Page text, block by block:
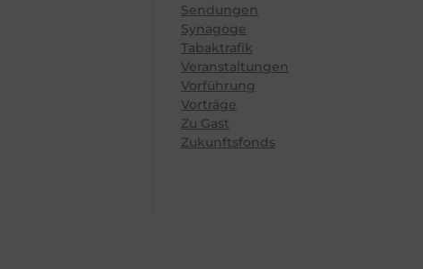
Sendungen
Synagoge
Tabaktrafik
Veranstaltungen
Vorführung
Vorträge
Zu Gast
Zukunftsfonds